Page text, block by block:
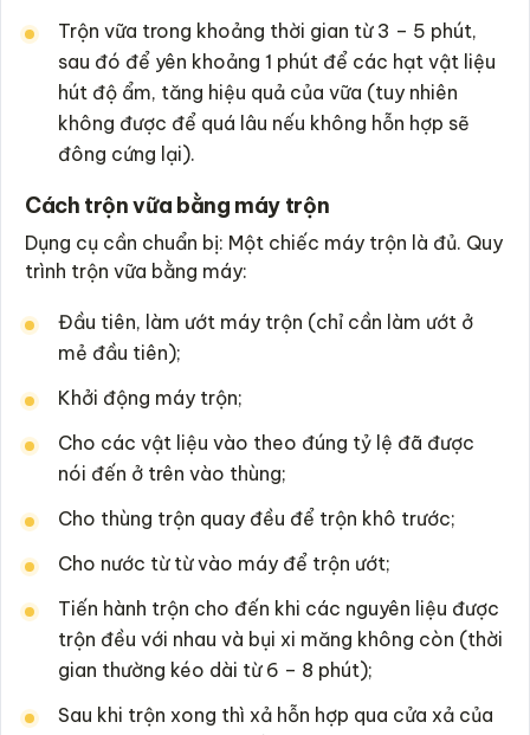
Trộn vữa trong khoảng thời gian từ 3 – 5 phút,
sau đó để yên khoảng 1 phút để các hạt vật liệu
hút độ ẩm, tăng hiệu quả của vữa (tuy nhiên
không được để quá lâu nếu không hỗn hợp sẽ
đông cứng lại).
Cách trộn vữa bằng máy trộn
Dụng cụ cần chuẩn bị: Một chiếc máy trộn là đủ. Quy
trình trộn vữa bằng máy:
Đầu tiên, làm ướt máy trộn (chỉ cần làm ướt ở
mẻ đầu tiên);
Khởi động máy trộn;
Cho các vật liệu vào theo đúng tỷ lệ đã được
nói đến ở trên vào thùng;
Cho thùng trộn quay đều để trộn khô trước;
Cho nước từ từ vào máy để trộn ướt;
Tiến hành trộn cho đến khi các nguyên liệu được
trộn đều với nhau và bụi xi măng không còn (thời
gian thường kéo dài từ 6 – 8 phút);
Sau khi trộn xong thì xả hỗn hợp qua cửa xả của